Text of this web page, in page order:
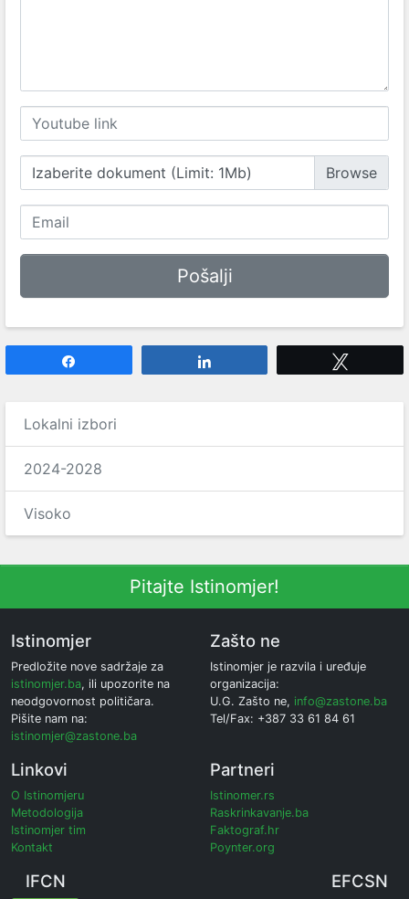
Izaberite dokument (Limit: 1Mb)
Lokalni izbori
2024-2028
Visoko
Pitajte Istinomjer!
Istinomjer
Predložite nove sadržaje za
istinomjer.ba, ili upozorite na
neodgovornost političara.
Pišite nam na:
istinomjer@zastone.ba
Zašto ne
Istinomjer je razvila i uređuje
organizacija:
U.G. Zašto ne, info@zastone.ba
Tel/Fax: +387 33 61 84 61
Linkovi
O Istinomjeru
Metodologija
Istinomjer tim
Kontakt
Partneri
Istinomer.rs
Raskrinkavanje.ba
Faktograf.hr
Poynter.org
IFCN EFCSN